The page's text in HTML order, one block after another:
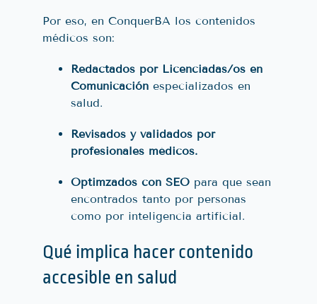
Por eso, en ConquerBA los contenidos
médicos son:
Redactados por Licenciadas/os en
Comunicación especializados en
salud.
Revisados y validados por
profesionales médicos.
Optimzados con SEO para que sean
encontrados tanto por personas
como por inteligencia artificial.
Qué implica hacer contenido
accesible en salud